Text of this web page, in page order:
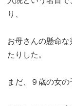
り、
お母さんの懸命
たりした。
まだ、９歳の女の